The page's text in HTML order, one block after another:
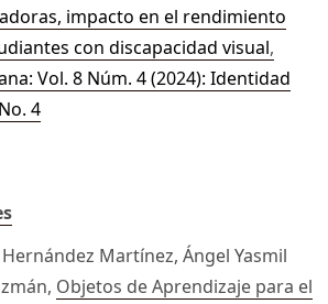
impacto en el rendimiento
con discapacidad visual,
Vol. 8 Núm. 4 (2024): Identidad
4
Martínez, Ángel Yasmil
Objetos de Aprendizaje para el